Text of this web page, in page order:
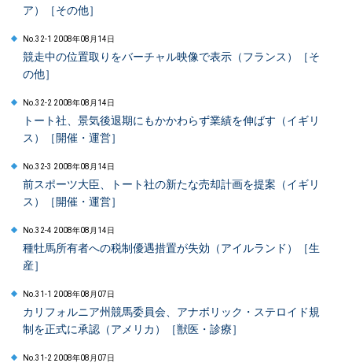
ア）［その他］
No.32-1 2008年08月14日
競走中の位置取りをバーチャル映像で表示（フランス）［そ
の他］
No.32-2 2008年08月14日
トート社、景気後退期にもかかわらず業績を伸ばす（イギリ
ス）［開催・運営］
No.32-3 2008年08月14日
前スポーツ大臣、トート社の新たな売却計画を提案（イギリ
ス）［開催・運営］
No.32-4 2008年08月14日
種牡馬所有者への税制優遇措置が失効（アイルランド）［生
産］
No.31-1 2008年08月07日
カリフォルニア州競馬委員会、アナボリック・ステロイド規
制を正式に承認（アメリカ）［獣医・診療］
No.31-2 2008年08月07日